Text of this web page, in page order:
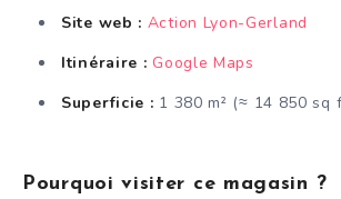
Site web : Action Lyon-Gerland
Itinéraire : Google Maps
Superficie : 1 380 m² (≈ 14 850 sq
Pourquoi visiter ce magasin ?